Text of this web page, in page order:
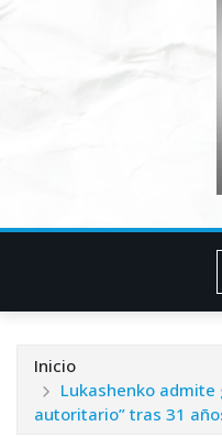
Inicio
Lukashenko admite
autoritario” tras 31